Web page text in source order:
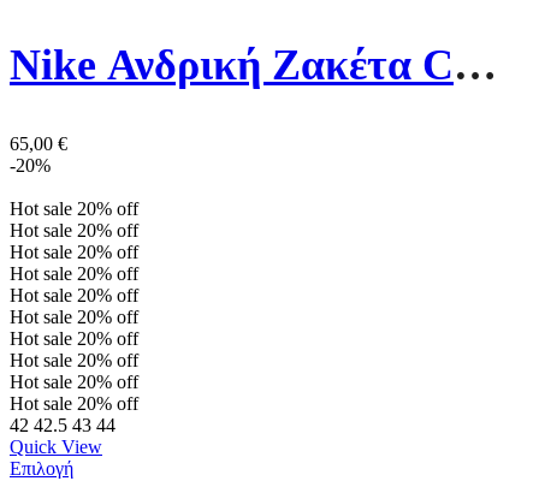
Nike Ανδρική Ζακέτα CW6887-063 Γκρι
65,00 €
-20%
Hot sale 20% off
Hot sale 20% off
Hot sale 20% off
Hot sale 20% off
Hot sale 20% off
Hot sale 20% off
Hot sale 20% off
Hot sale 20% off
Hot sale 20% off
Hot sale 20% off
42 42.5 43 44
Quick View
Επιλογή